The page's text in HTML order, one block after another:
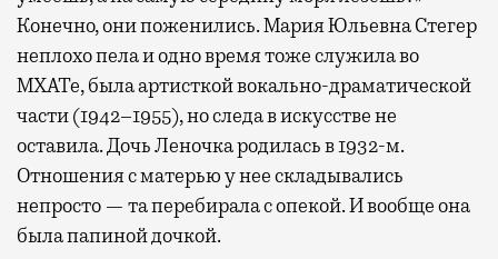
Конечно, они поженились. Мария Юльевна Стегер
неплохо пела и одно время тоже служила во
МХАТе, была артисткой вокально-драматической
части (1942–1955), но следа в искусстве не
оставила. Дочь Леночка родилась в 1932-м.
Отношения с матерью у нее складывались
непросто — та перебирала с опекой. И вообще она
была папиной дочкой.